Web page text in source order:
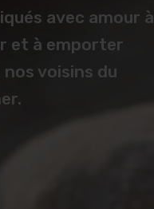
avec amour à
et à emporter
voisins du